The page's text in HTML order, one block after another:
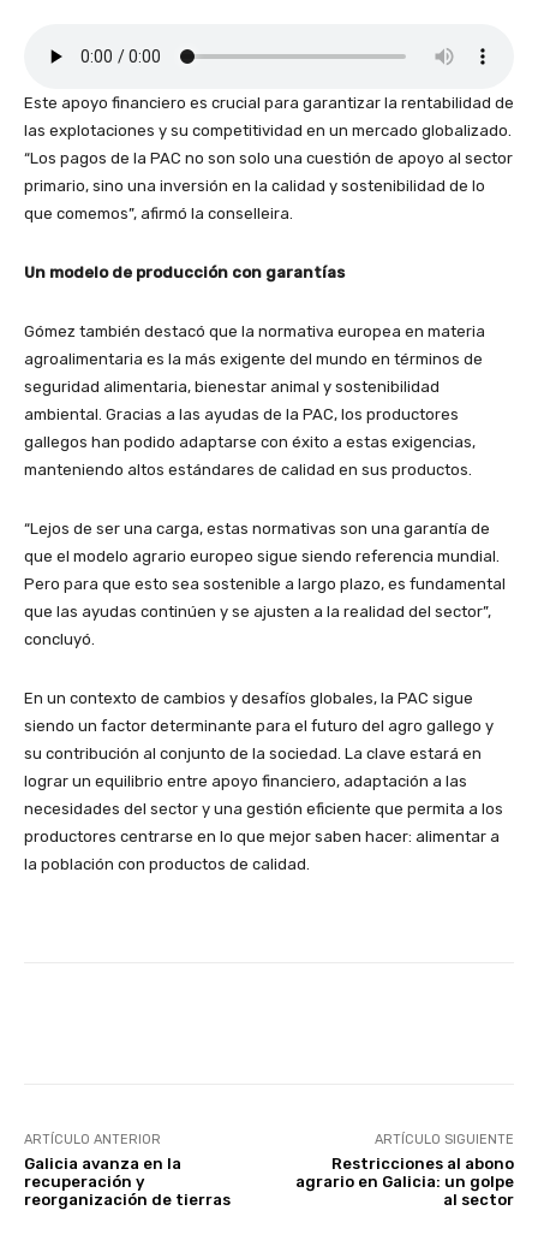
Este apoyo financiero es crucial para garantizar la rentabilidad de
las explotaciones y su competitividad en un mercado globalizado.
“Los pagos de la PAC no son solo una cuestión de apoyo al sector
primario, sino una inversión en la calidad y sostenibilidad de lo
que comemos”, afirmó la conselleira.
Un modelo de producción con garantías
Gómez también destacó que la normativa europea en materia
agroalimentaria es la más exigente del mundo en términos de
seguridad alimentaria, bienestar animal y sostenibilidad
ambiental. Gracias a las ayudas de la PAC, los productores
gallegos han podido adaptarse con éxito a estas exigencias,
manteniendo altos estándares de calidad en sus productos.
“Lejos de ser una carga, estas normativas son una garantía de
que el modelo agrario europeo sigue siendo referencia mundial.
Pero para que esto sea sostenible a largo plazo, es fundamental
que las ayudas continúen y se ajusten a la realidad del sector”,
concluyó.
En un contexto de cambios y desafíos globales, la PAC sigue
siendo un factor determinante para el futuro del agro gallego y
su contribución al conjunto de la sociedad. La clave estará en
lograr un equilibrio entre apoyo financiero, adaptación a las
necesidades del sector y una gestión eficiente que permita a los
productores centrarse en lo que mejor saben hacer: alimentar a
la población con productos de calidad.
ARTÍCULO ANTERIOR
Galicia avanza en la
recuperación y
reorganización de tierras
ARTÍCULO SIGUIENTE
Restricciones al abono
agrario en Galicia: un golpe
al sector